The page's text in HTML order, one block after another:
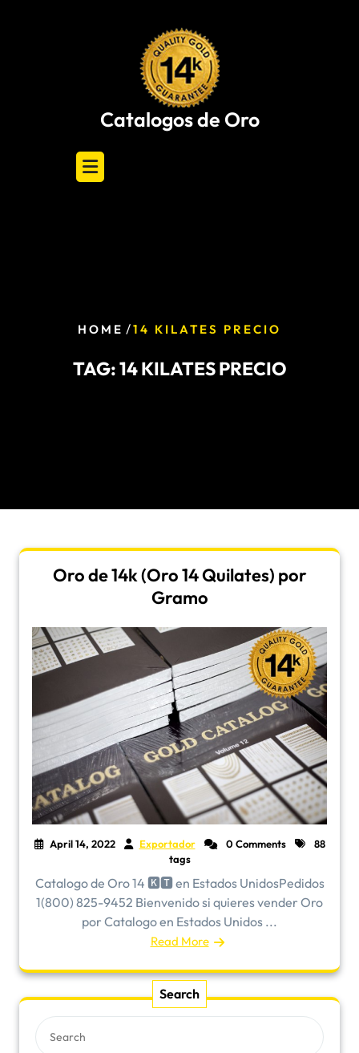
Catalogos de Oro
HOME /14 KILATES PRECIO
TAG:14 KILATES PRECIO
Oro de 14k (Oro 14 Quilates) por
Gramo
April 14, 2022 Exportador 0 Comments
88
tags
Catalogo de Oro 14 🅺🆃 en Estados UnidosPedidos
1(800) 825-9452 Bienvenido si quieres vender Oro
por Catalogo en Estados Unidos ...
Read More
Search